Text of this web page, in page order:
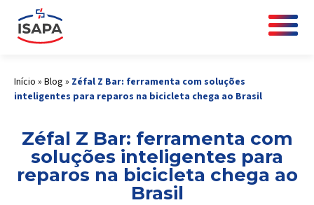
Início » Blog » Zéfal Z Bar: ferramenta com soluções
inteligentes para reparos na bicicleta chega ao Brasil
Zéfal Z Bar: ferramenta com
soluções inteligentes para
reparos na bicicleta chega ao
Brasil